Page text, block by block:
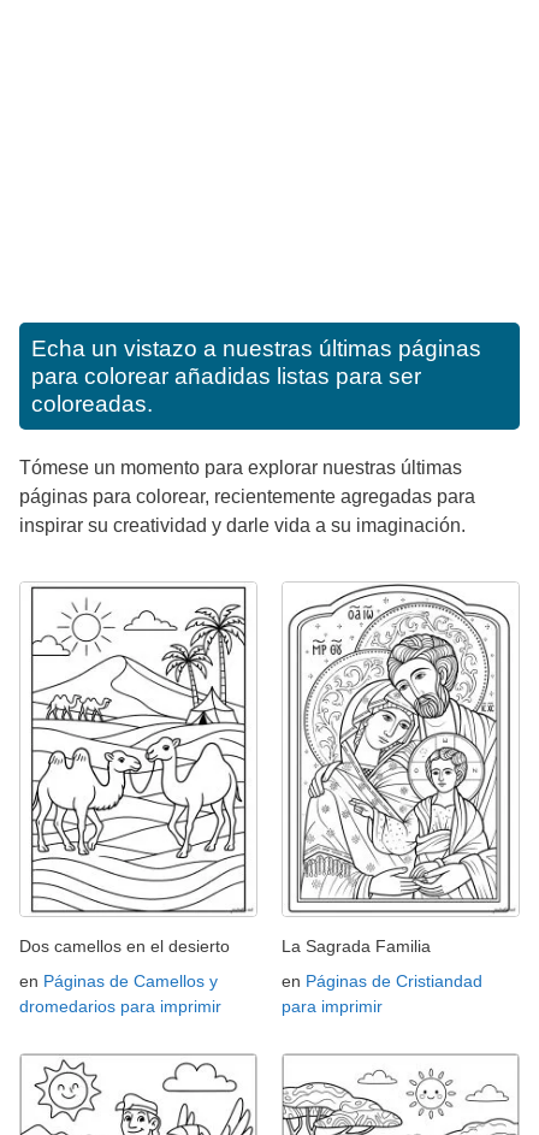
Echa un vistazo a nuestras últimas páginas
para colorear añadidas listas para ser
coloreadas.
Tómese un momento para explorar nuestras últimas
páginas para colorear, recientemente agregadas para
inspirar su creatividad y darle vida a su imaginación.
Dos camellos en el desierto
en Páginas de Camellos y
dromedarios para imprimir
La Sagrada Familia
en Páginas de Cristiandad
para imprimir